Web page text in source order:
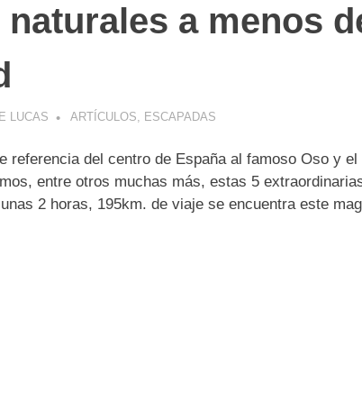
a menos
LUCAS ARTÍCULOS ESCAPADAS
referencia del centro de España al famoso Oso y el
entre otros muchas más, estas 5
2 horas, 195km. de viaje se encuentra este